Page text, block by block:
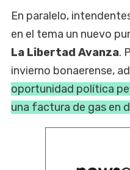
En paralelo,
en el tema un nuevo
La Libertad Avanza.
invierno bonaerense,
oportunidad política
una factura de gas en